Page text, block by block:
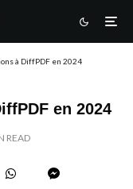
à DiffPDF en 2024
en 2024
READ